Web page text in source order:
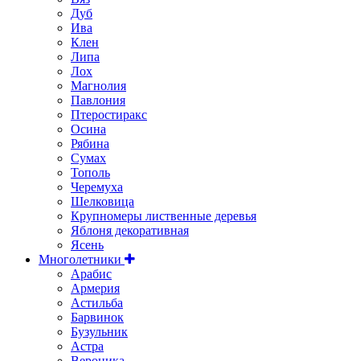
Дуб
Ива
Клен
Липа
Лох
Магнолия
Павлония
Птеростиракс
Осина
Рябина
Сумах
Тополь
Черемуха
Шелковица
Крупномеры лиственные деревья
Яблоня декоративная
Ясень
Многолетники
Арабис
Армерия
Астильбa
Барвинок
Бузульник
Астра